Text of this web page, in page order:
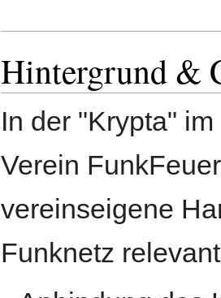
Hintergrund &
In der "Krypta"
Verein
vereinseigene
Funknetz